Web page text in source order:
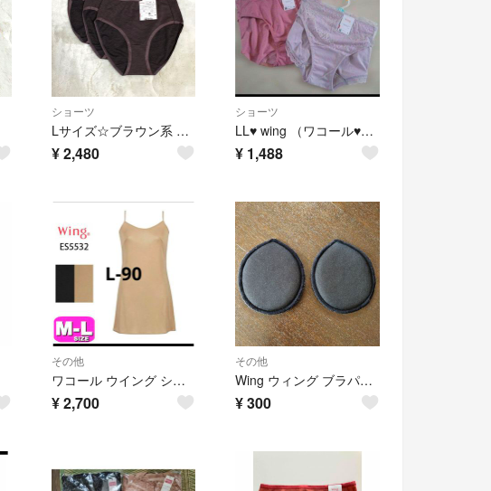
ショーツ
Lサイズ☆ブラウン系 綿混 ショーツ ここちよくフィット ウイング ワコール
¥2,480
ショーツ
LL♥ wing （ワコール♥ナチュラルアップブラ ペアショーツ ２枚セット
¥ 1,488
その他
ワコール ウイング シンプルランジェリー L 新品
¥2,700
その他
Wing ウィング ブラパッド ブラック
¥300